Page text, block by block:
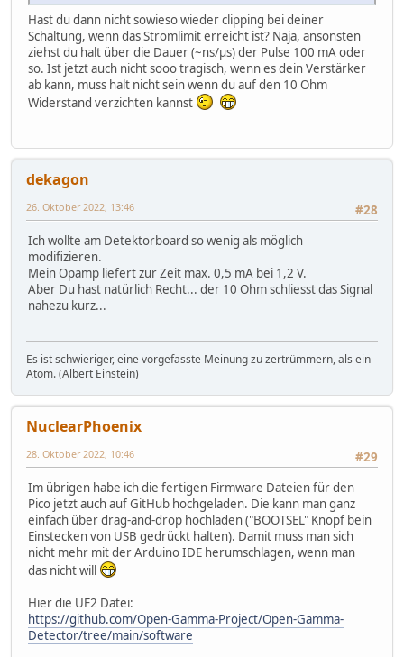
Hast du dann nicht sowieso wieder clipping bei deiner
Schaltung, wenn das Stromlimit erreicht ist? Naja, ansonsten
ziehst du halt über die Dauer (~ns/µs) der Pulse 100 mA oder
so. Ist jetzt auch nicht sooo tragisch, wenn es dein Verstärker
ab kann, muss halt nicht sein wenn du auf den 10 Ohm
Widerstand verzichten kannst
dekagon
#28
26. Oktober 2022, 13:46
Ich wollte am Detektorboard so wenig als möglich
modifizieren.
Mein Opamp liefert zur Zeit max. 0,5 mA bei 1,2 V.
Aber Du hast natürlich Recht... der 10 Ohm schliesst das Signal
nahezu kurz...
Es ist schwieriger, eine vorgefasste Meinung zu zertrümmern, als ein
Atom. (Albert Einstein)
NuclearPhoenix
#29
28. Oktober 2022, 10:46
Im übrigen habe ich die fertigen Firmware Dateien für den
Pico jetzt auch auf GitHub hochgeladen. Die kann man ganz
einfach über drag-and-drop hochladen ("BOOTSEL" Knopf bein
Einstecken von USB gedrückt halten). Damit muss man sich
nicht mehr mit der Arduino IDE herumschlagen, wenn man
das nicht will
Hier die UF2 Datei:
https://github.com/Open-Gamma-Project/Open-Gamma-
Detector/tree/main/software